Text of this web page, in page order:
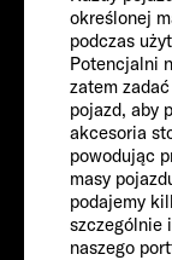
Praca
określonej
podczas
Potencjalni
zatem
pojazd, aby
akcesoria
powodując
masy
podajemy
szczególnie
naszego
Chassis